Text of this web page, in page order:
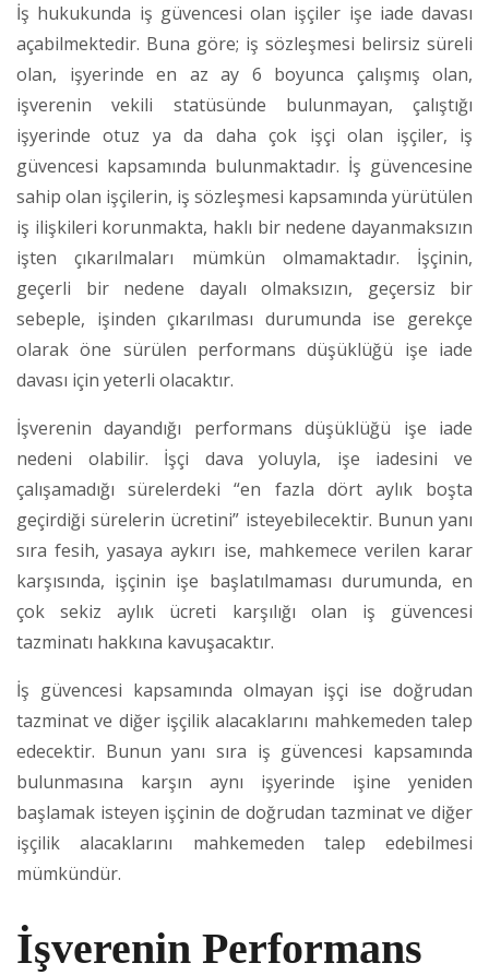
İş hukukunda iş güvencesi olan işçiler işe iade davası
açabilmektedir. Buna göre; iş sözleşmesi belirsiz süreli
olan, işyerinde en az ay 6 boyunca çalışmış olan,
işverenin vekili statüsünde bulunmayan, çalıştığı
işyerinde otuz ya da daha çok işçi olan işçiler, iş
güvencesi kapsamında bulunmaktadır. İş güvencesine
sahip olan işçilerin, iş sözleşmesi kapsamında yürütülen
iş ilişkileri korunmakta, haklı bir nedene dayanmaksızın
işten çıkarılmaları mümkün olmamaktadır. İşçinin,
geçerli bir nedene dayalı olmaksızın, geçersiz bir
sebeple, işinden çıkarılması durumunda ise gerekçe
olarak öne sürülen performans düşüklüğü işe iade
davası için yeterli olacaktır.
İşverenin dayandığı performans düşüklüğü işe iade
nedeni olabilir. İşçi dava yoluyla, işe iadesini ve
çalışamadığı sürelerdeki “en fazla dört aylık boşta
geçirdiği sürelerin ücretini” isteyebilecektir. Bunun yanı
sıra fesih, yasaya aykırı ise, mahkemece verilen karar
karşısında, işçinin işe başlatılmaması durumunda, en
çok sekiz aylık ücreti karşılığı olan iş güvencesi
tazminatı hakkına kavuşacaktır.
İş güvencesi kapsamında olmayan işçi ise doğrudan
tazminat ve diğer işçilik alacaklarını mahkemeden talep
edecektir. Bunun yanı sıra iş güvencesi kapsamında
bulunmasına karşın aynı işyerinde işine yeniden
başlamak isteyen işçinin de doğrudan tazminat ve diğer
işçilik alacaklarını mahkemeden talep edebilmesi
mümkündür.
İşverenin Performans